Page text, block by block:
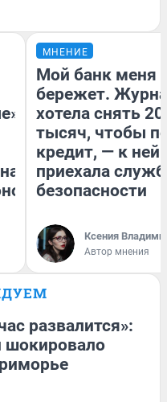
МНЕНИЕ
Мой банк меня
бережет.
хотела снять
тысяч, чтобы
кредит, — к
приехала
безопасности
Ксения
Автор мнения
развалится»:
шокировало